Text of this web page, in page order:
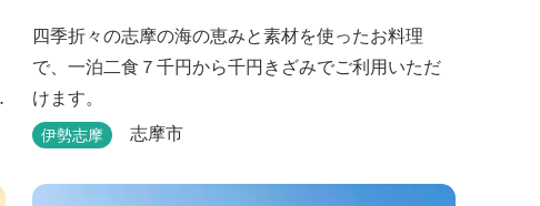
四季折々の志摩の海の恵みと素材を使ったお料理
で、一泊二食７千円から千円きざみでご利用いただ
けます。
伊勢志摩 志摩市